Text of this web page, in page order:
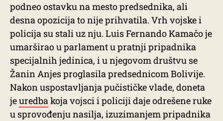
podneo ostavku na mesto predsednika, ali
desna opozicija to nije prihvatila. Vrh vojske i
policija su stali uz nju. Luis Fernando Kamačo je
umarširao u parlament u pratnji pripadnika
specijalnih jedinica, i u njegovom društvu se
Žanin Anjes proglasila predsednicom Bolivije.
Nakon uspostavljanja pučističke vlade, doneta
jeuredbakoja vojsci i policiji daje odrešene ruke
u sprovođenju nasilja, izuzimanjem pripadnika